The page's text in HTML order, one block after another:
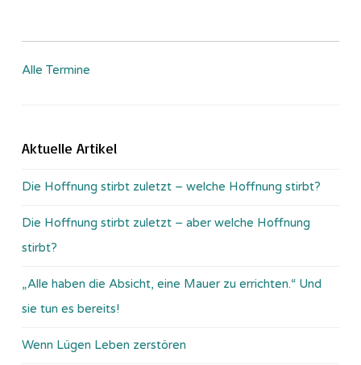
Alle Termine
Aktuelle Artikel
Die Hoffnung stirbt zuletzt – welche Hoffnung stirbt?
Die Hoffnung stirbt zuletzt – aber welche Hoffnung
stirbt?
„Alle haben die Absicht, eine Mauer zu errichten.“ Und
sie tun es bereits!
Wenn Lügen Leben zerstören